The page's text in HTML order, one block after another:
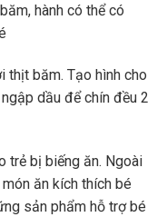
hành có thể có
thịt băm. Tạo hình cho
dầu để chín đều 2
trẻ bị biếng ăn. Ngoài
ăn kích thích bé
sản phẩm hỗ trợ bé